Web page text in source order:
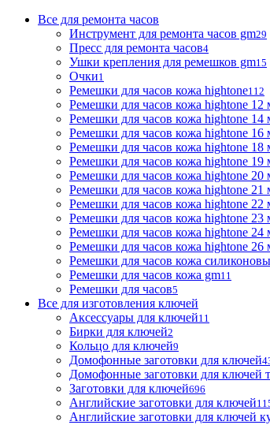
Все для ремонта часов
Инструмент для ремонта часов gm29
Пресс для ремонта часов4
Ушки крепления для ремешков gm15
Очки1
Ремешки для часов кожа hightone112
Ремешки для часов кожа hightone 12
Ремешки для часов кожа hightone 14
Ремешки для часов кожа hightone 16
Ремешки для часов кожа hightone 18
Ремешки для часов кожа hightone 19
Ремешки для часов кожа hightone 20
Ремешки для часов кожа hightone 21
Ремешки для часов кожа hightone 22
Ремешки для часов кожа hightone 23
Ремешки для часов кожа hightone 24
Ремешки для часов кожа hightone 26
Ремешки для часов кожа
Ремешки для часов кожа gm11
Ремешки для часов5
Все для изготовления ключей
Аксессуары для ключей11
Бирки для ключей2
Кольцо для ключей9
Домофонные заготовки для ключей
Домофонные заготовки для ключей
Заготовки для ключей696
Английские заготовки для ключей
Английские заготовки для ключей